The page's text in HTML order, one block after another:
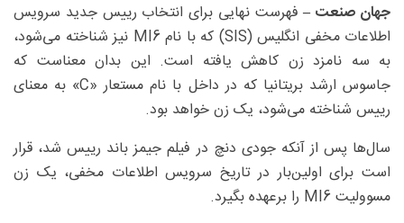
جهان صنعت –فهرست نهایی برای انتخاب رییس جدید سرویس
اطلاعات مخفی انگلیس (SIS) که با نام MI6 نیز شناخته می‌شود،
به سه نامزد زن کاهش یافته است. این بدان معناست که
جاسوس ارشد بریتانیا که در داخل با نام مستعار «C» به معنای
رییس شناخته می‌شود، یک زن خواهد بود.
سال‌ها پس از آنکه جودی دنچ در فیلم جیمز باند رییس شد، قرار
است برای اولین‌بار در تاریخ سرویس اطلاعات مخفی، یک زن
مسوولیت MI6 را برعهده بگیرد.